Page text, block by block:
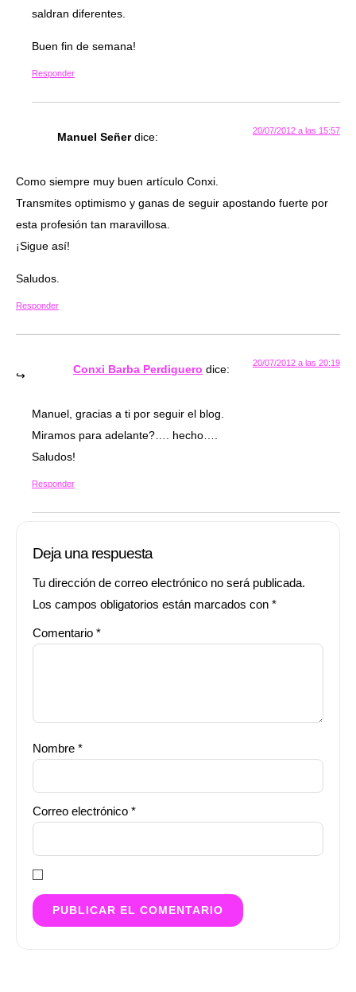
saldran diferentes.
Buen fin de semana!
Responder
Manuel Señer dice:
20/07/2012 a las 15:57
Como siempre muy buen artículo Conxi.
Transmites optimismo y ganas de seguir apostando fuerte por
esta profesión tan maravillosa.
¡Sigue así!
Saludos.
Responder
Conxi Barba Perdiguero dice:
20/07/2012 a las 20:19
Manuel, gracias a ti por seguir el blog.
Miramos para adelante?…. hecho….
Saludos!
Responder
Deja una respuesta
Tu dirección de correo electrónico no será publicada.
Los campos obligatorios están marcados con *
Comentario *
Nombre *
Correo electrónico *